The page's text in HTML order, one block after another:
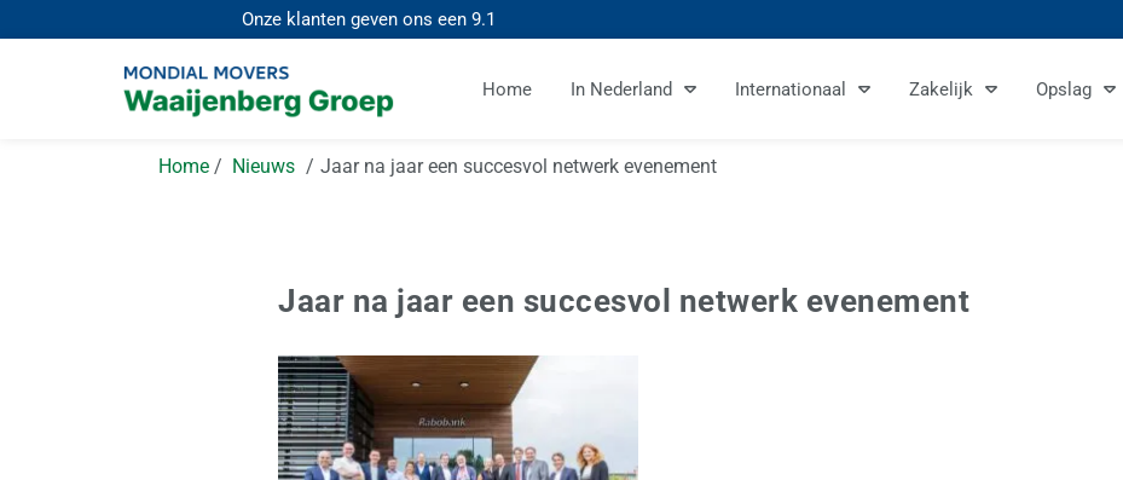
Onze klanten geven ons een9.1
Home In Nederland Internationaal Zakelijk Opslag
Home Nieuws Jaar na jaar een succesvol netwerk evenement
Jaar na jaar een succesvol netwerk evenement